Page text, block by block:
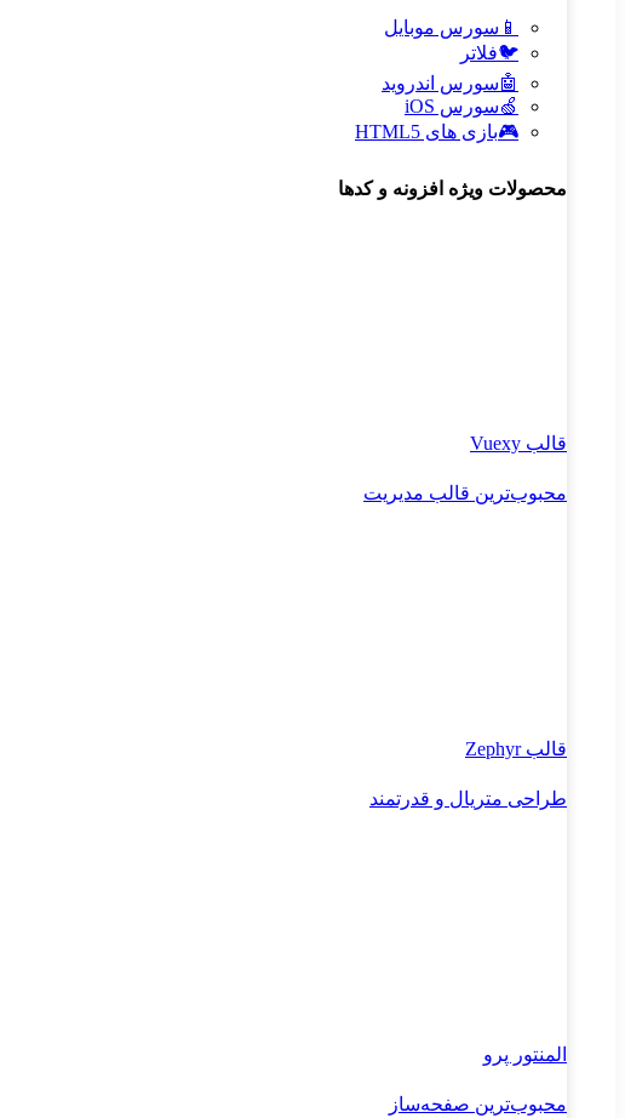
📱 سورس موبایل
🐦فلاتر
🤖سورس اندروید
🍏سورس iOS
🎮بازی های HTML5
محصولات ویژه افزونه و کدها
قالب Vuexy
محبوب‌ترین قالب مدیریت
قالب Zephyr
طراحی متریال و قدرتمند
المنتور پرو
محبوب‌ترین صفحه‌ساز